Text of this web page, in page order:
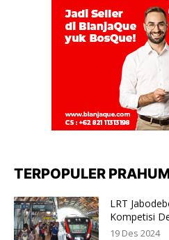
TERPOPULER
LRT
Kompetisi
19 Des 2024